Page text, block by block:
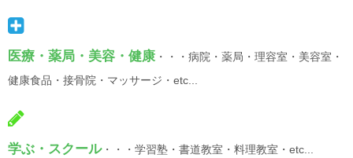
医療・薬局・美容・健康 ・・・病院・薬局・理容室・美容室・
健康食品・接骨院・マッサージ・etc...
学ぶ・スクール・・・学習塾・書道教室・料理教室・etc...